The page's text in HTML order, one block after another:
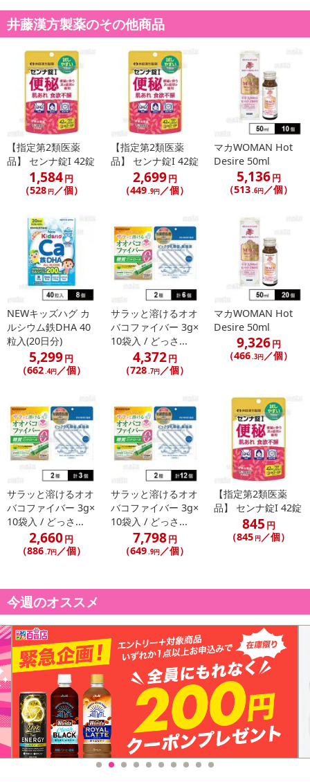
休業日
その他共通および商品カテゴリー別注意事項（※必ずご確認くだ
さい）
こちらの情報は2026年07月09日 時点での情報となります。
井藤漢方製薬のその他商品
【指定第2類医薬
品】 センナ錠I 42錠
1,584円
（528 円／個）
【指定第2類医薬
品】 センナ錠I 42錠
2,699円
（449.9円 ／個）
マカWOMAN Hot
Desire 50ml
5,136円
（513.6円 ／個）
NEWキッズハグ カ
ルシウム鉄DHA 40
粒入(20日分)
5,299円
（662.4円／個）
サラッと溶けるオオ
バコファイバー 3g×
10袋入 / どっさ...
4,372円
（728.7円／個）
マカWOMAN Hot
Desire 50ml
9,326円
（466.3円／個）
サラッと溶けるオオ
バコファイバー 3g×
10袋入 / どっさ...
2,660円
（886.7円／個）
サラッと溶けるオオ
バコファイバー 3g×
10袋入 / どっさ...
7,798円
（649.9円／個）
【指定第2類医薬
品】 センナ錠I 42錠
845 円
（845 円／個）
今週のオススメ